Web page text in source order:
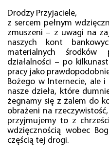
Drodzy Przyjaciele,
z sercem pełnym
zmuszeni – z uwagi na
naszych kont
materialnych środków
działalności – po
pracy jako
Bożego w Internecie, ale
nasze dzieła, które
żegnamy się z żalem do
obrażeni na
przyjmujemy to z
wdzięcznością wobec
częścią tej drogi.